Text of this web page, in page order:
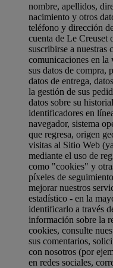
nombre, apellidos,
nacimiento y otros
teléfono y dirección
cuenta de Le Creuset
suscribirse a nuestras
comunicaciones en la
sus datos de compra,
datos de entrega,
la gestión de sus
datos sobre su
identificadores en
navegador, sistema
que regresa, origen
visitas al Sitio Web
mediante el uso de
como "cookies" y
píxeles de
mejorar nuestros
estadístico - en la
identificarlo a través
información sobre la
cookies, consulte
sus comentarios,
con nosotros (por
en redes sociales,